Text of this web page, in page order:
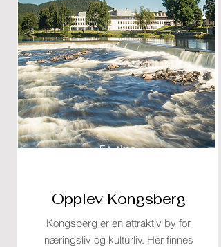
Få tips
Opplev Kongsberg
Kongsberg er en attraktiv by for
næringsliv og kulturliv. Her finnes